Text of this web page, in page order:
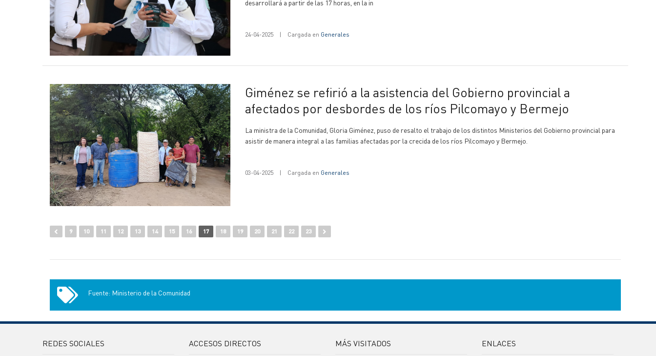
desarrollará a partir de las 17 horas, en la in
24-04-2025 | Cargada en Generales
Giménez se refirió a la asistencia del Gobierno provincial a
afectados por desbordes de los ríos Pilcomayo y Bermejo
La ministra de la Comunidad, Gloria Giménez, puso de resalto el trabajo de los distintos Ministerios del Gobierno provincial para
asistir de manera integral a las familias afectadas por la crecida de los ríos Pilcomayo y Bermejo.
03-04-2025 | Cargada en Generales
9 10 11 12 13 14 15 16 17 18 19 20 21 22 23
Fuente: Ministerio de la Comunidad
REDES SOCIALES ACCESOS DIRECTOS MÁS VISITADOS ENLACES